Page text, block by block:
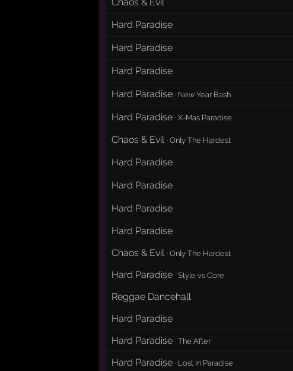
Hard Paradise
Hard Paradise
Hard Paradise
Hard Paradise · New Year Bash
Hard Paradise ·X-Mas Paradise
Chaos & Evil ·Only The Hardest
Hard Paradise
Hard Paradise
Hard Paradise
Hard Paradise
Chaos & Evil ·Only The Hardest
Hard Paradise ·Style vs Core
Reggae Dancehall
Hard Paradise
Hard Paradise ·The After
Hard Paradise · Lost In Paradise